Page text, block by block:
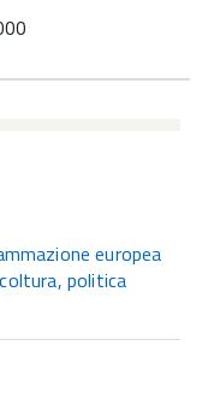
europea
politica